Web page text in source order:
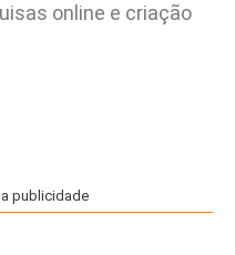
online e criação
publicidade